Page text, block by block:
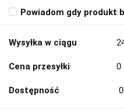
Powiadom gdy produkt
Wysyłka w ciągu
Cena przesyłki 0
Dostępność 0